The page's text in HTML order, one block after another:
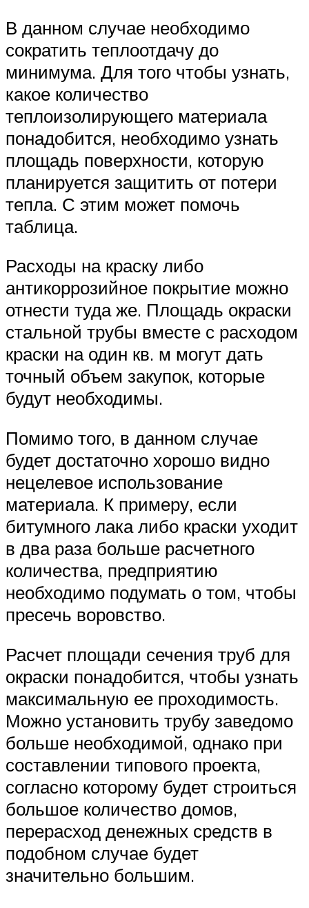
В данном случае необходимо
сократить теплоотдачу до
минимума. Для того чтобы узнать,
какое количество
теплоизолирующего материала
понадобится, необходимо узнать
площадь поверхности, которую
планируется защитить от потери
тепла. С этим может помочь
таблица.
Расходы на краску либо
антикоррозийное покрытие можно
отнести туда же. Площадь окраски
стальной трубы вместе с расходом
краски на один кв. м могут дать
точный объем закупок, которые
будут необходимы.
Помимо того, в данном случае
будет достаточно хорошо видно
нецелевое использование
материала. К примеру, если
битумного лака либо краски уходит
в два раза больше расчетного
количества, предприятию
необходимо подумать о том, чтобы
пресечь воровство.
Расчет площади сечения труб для
окраски понадобится, чтобы узнать
максимальную ее проходимость.
Можно установить трубу заведомо
больше необходимой, однако при
составлении типового проекта,
согласно которому будет строиться
большое количество домов,
перерасход денежных средств в
подобном случае будет
значительно большим.